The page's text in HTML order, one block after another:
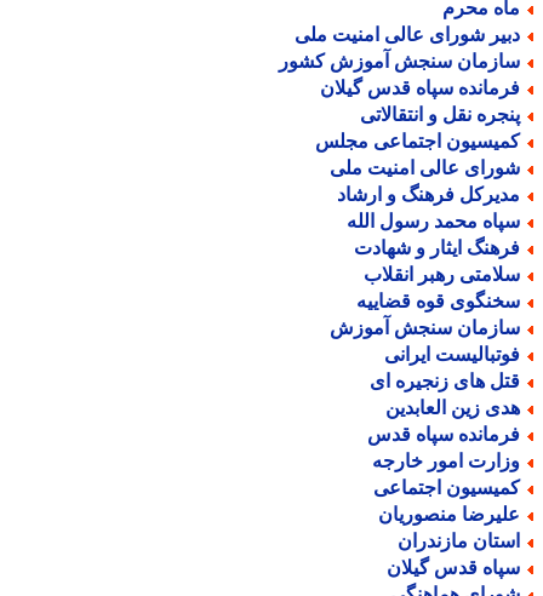
محرم
شورای عالی امنیت ملی
سنجش آموزش کشور
سپاه قدس گیلان
نقل و انتقالاتی
اجتماعی مجلس
عالی امنیت ملی
فرهنگ و ارشاد
محمد رسول الله
ایثار و شهادت
رهبر انقلاب
قوه قضاییه
سنجش آموزش
ایرانی
های زنجیره ای
زین العابدین
سپاه قدس
امور خارجه
اجتماعی
منصوریان
مازندران
قدس گیلان